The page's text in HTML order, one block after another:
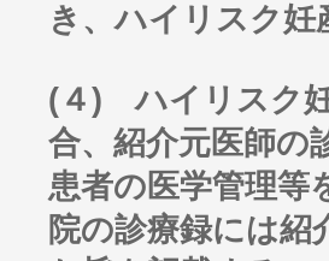
き、ハイリスク
(４) ハイリスク
合、紹介元医師の
患者の医学管理等
院の診療録には紹